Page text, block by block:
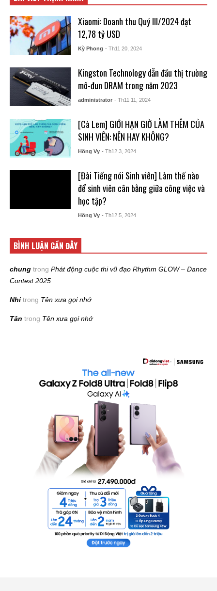
Xiaomi: Doanh thu Quý III/2024 đạt
12,78 tỷ USD
Kỳ Phong - Th11 20, 2024
Kingston Technology dẫn đầu thị trường
mô-đun DRAM trong năm 2023
administrator - Th11 11, 2024
[Cà Lem] GIỚI HẠN GIỜ LÀM THÊM CỦA
SINH VIÊN: NÊN HAY KHÔNG?
Hồng Vy - Th12 3, 2024
[Đài Tiếng nói Sinh viên] Làm thế nào
để sinh viên cân bằng giữa công việc và
học tập?
Hồng Vy - Th12 5, 2024
BÌNH LUẬN GẦN ĐÂY
chung trong Phát động cuộc thi vũ đạo Rhythm GLOW – Dance
Contest 2025
Nhi trong Tên xưa gọi nhớ
Tân trong Tên xưa gọi nhớ